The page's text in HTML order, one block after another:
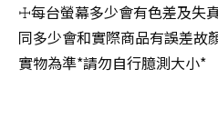
☩每台螢幕多少會有色差及失
同多少會和實際商品有誤差故
實物為準*請勿自行臆測大小*